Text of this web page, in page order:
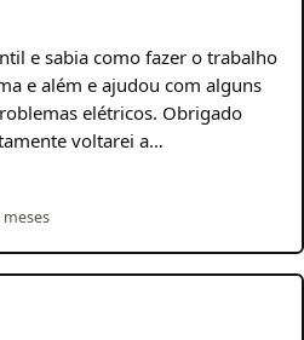
e sabia como fazer o trabalho
e além e ajudou com alguns
elétricos. Obrigado
voltarei a…